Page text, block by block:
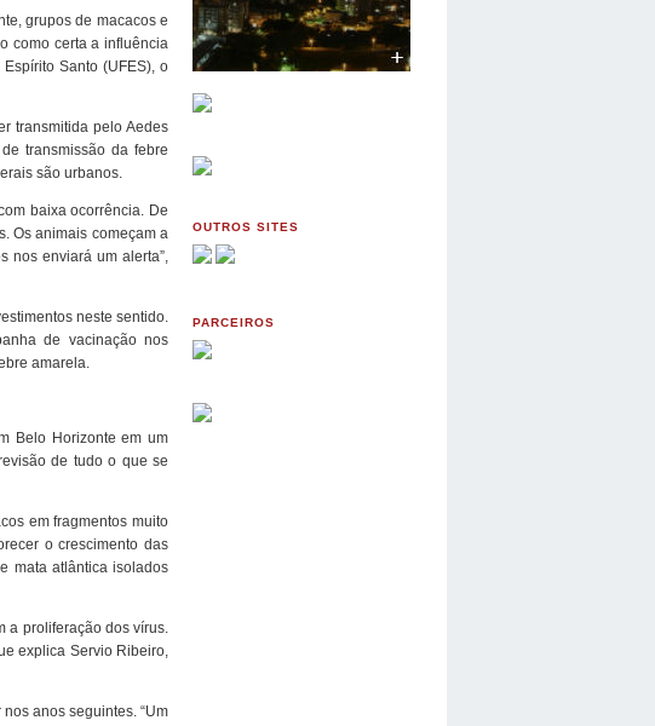
grupos de macacos e
como certa a influência
Santo (UFES), o
transmitida pelo Aedes
transmissão da febre
são urbanos.
baixa ocorrência. De
Os animais começam a
nos enviará um alerta”,
neste sentido.
de vacinação nos
amarela.
Belo Horizonte em um
de tudo o que se
em fragmentos muito
o crescimento das
mata atlântica isolados
a proliferação dos vírus.
explica Servio Ribeiro,
anos seguintes. “Um
OUTROS SITES
PARCEIROS